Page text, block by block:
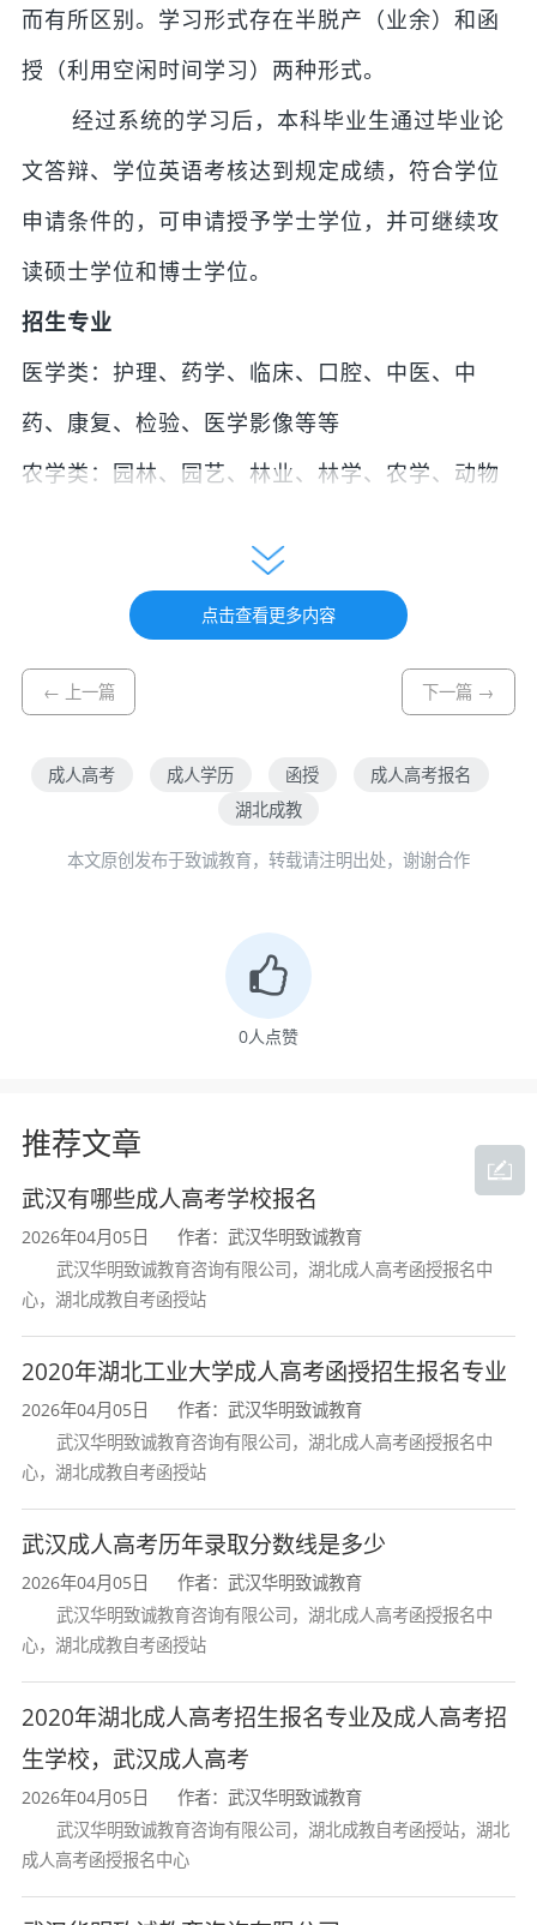
而有所区别。学习形式存在半脱产（业余）和函
授（利用空闲时间学习）两种形式。
经过系统的学习后，本科毕业生通过毕业论
文答辩、学位英语考核达到规定成绩，符合学位
申请条件的，可申请授予学士学位，并可继续攻
读硕士学位和博士学位。
招生专业
医学类：护理、药学、临床、口腔、中医、中
药、康复、检验、医学影像等等
农学类：园林、园艺、林业、林学、农学、动物
师范类：学前教育、小学教育、教育学、汉语
言、物理、化学、数学、生物等等
管理类：行政、工商、人力资源、工程管理、旅
财会类：会计、金融、保险、税收、财政、审
电气类：电气工程、智能电网、水利水电、铁道
供电、供用电技术、水电站动力等等
勘查、安全工程、给排水、等等
司法类：法律事务、法学、社会工作、家政学等
等
合作院校
湖北大学、湖北工业大学、武汉科技大学、华中农
业大学、三峡大学、武汉工程大学、武汉纺织大
、湖北师范大学、长江大学 、荆楚理工大学、武
汉理工大学、武汉轻工大学
湖北民族大学、湖北理工学院、湖北文理学院
北国土资源职业学院、鄂州职业大学
高等专科学校、黄冈职业技术学院
添加微信华明致诚教育宋老师 ，快速了解成人高
点击查看更多内容
← 上一篇 下一篇 →
成人高考 成人学历 函授
成人高考报名
湖北成教
本文原创发布于致诚教育，转载请注明出处，谢谢合作
0人点赞
推荐文章
武汉有哪些成人高考学校报名
2026年04月05日
作者：武汉华明致诚教育
武汉华明致诚教育咨询有限公司，湖北成人高考函授报名中
心，湖北成教自考函授站
2020年湖北工业大学成人高考函授招生报名专业
2026年04月05日
作者：武汉华明致诚教育
武汉华明致诚教育咨询有限公司，湖北成人高考函授报名中
心，湖北成教自考函授站
武汉成人高考历年录取分数线是多少
2026年04月05日
作者：武汉华明致诚教育
武汉华明致诚教育咨询有限公司，湖北成人高考函授报名中
心，湖北成教自考函授站
2020年湖北成人高考招生报名专业及成人高考招
生学校，武汉成人高考
2026年04月05日
作者：武汉华明致诚教育
武汉华明致诚教育咨询有限公司，湖北成教自考函授站，湖北
成人高考函授报名中心